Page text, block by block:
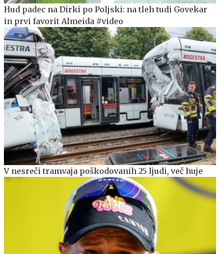
Hud padec na Dirki po Poljski: na tleh tudi Govekar
in prvi favorit Almeida #video
V nesreči tramvaja poškodovanih 25 ljudi, več huje